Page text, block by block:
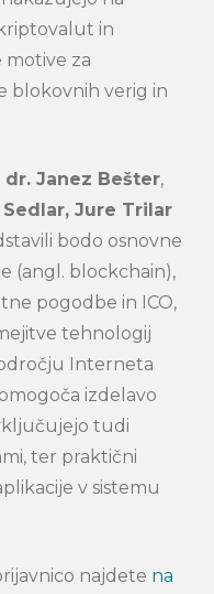
in
motive za
blokovnih verig in
dr. Janez Bešter,
Sedlar, Jure Trilar
bodo osnovne
(angl. blockchain),
pogodbe in ICO,
tehnologij
Interneta
izdelavo
tudi
ter praktični
v sistemu
najdete na